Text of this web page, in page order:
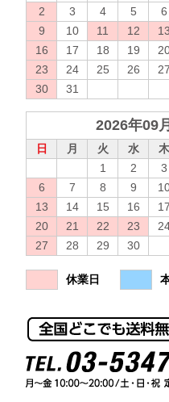
2
3 4 5 6
9
10 11 12 13
16
17 18 19
23
24 25 26 27
30
31
2026年09月
日 月 火 水 木
1
2 3
6
7 8 9
13
14 15 16 17
20
21 22 23
27
28 29 30
休業日